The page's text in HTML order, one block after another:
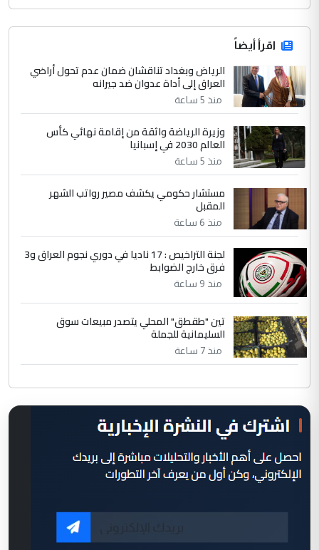
اقرأ أيضاً
الرياض وبغداد تناقشان ضمان عدم تحول أراضي
العراق إلى أداة عدوان ضد جيرانه
منذ 5 ساعة
وزيرة الرياضة واثقة من إقامة نهائي كأس
العالم 2030 في إسبانيا
منذ 5 ساعة
مستشار حكومي يكشف مصير رواتب الشهر
المقبل
منذ 6 ساعة
لجنة التراخيص : 17 ناديا في دوري نجوم العراق و3
فرق خارج الضوابط
منذ 9 ساعة
تين "طقطق" المحلي يتصدر مبيعات سوق
السليمانية للجملة
منذ 7 ساعة